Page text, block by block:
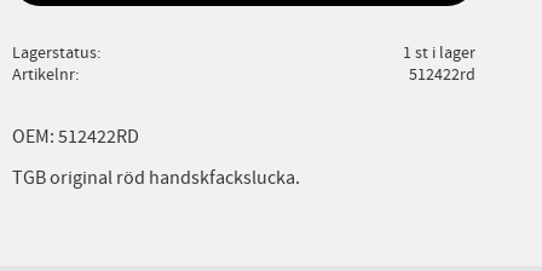
Lagerstatus
1 st i lager
Artikelnr
512422rd
OEM: 512422RD
TGB original röd handskfackslucka.